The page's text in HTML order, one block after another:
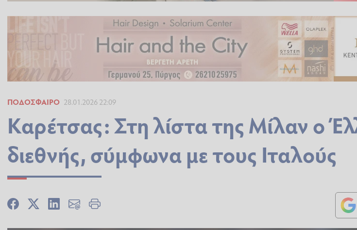
ΠΟΔΌΣΦΑΙΡΟ 28.01.2026 22:09
Καρέτσας: Στη λίστα της Μίλαν ο
διεθνής, σύμφωνα με τους Ιταλούς